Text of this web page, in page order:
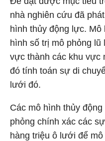
nhà nghiên cứu đã
hình thủy động lực.
hình số trị mô phỏng lũ
vực thành các khu vực
đó tính toán sự di
lưới đó.
Các mô hình thủy
phỏng chính xác các
hàng triệu ô lưới để